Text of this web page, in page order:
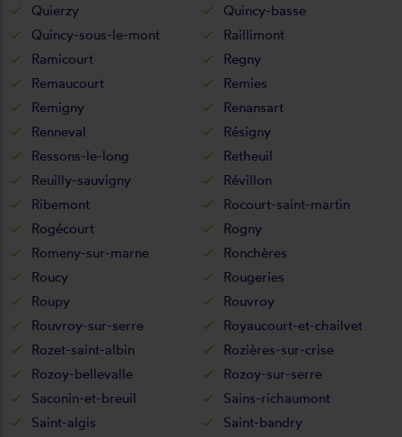
Quierzy
Quincy-basse
Quincy-sous-le-mont
Raillimont
Ramicourt
Regny
Remaucourt
Remies
Remigny
Renansart
Renneval
Résigny
Ressons-le-long
Retheuil
Reuilly-sauvigny
Révillon
Ribemont
Rocourt-saint-martin
Rogécourt
Rogny
Romeny-sur-marne
Ronchères
Roucy
Rougeries
Roupy
Rouvroy
Rouvroy-sur-serre
Royaucourt-et-chailvet
Rozet-saint-albin
Rozières-sur-crise
Rozoy-bellevalle
Rozoy-sur-serre
Saconin-et-breuil
Sains-richaumont
Saint-algis
Saint-bandry